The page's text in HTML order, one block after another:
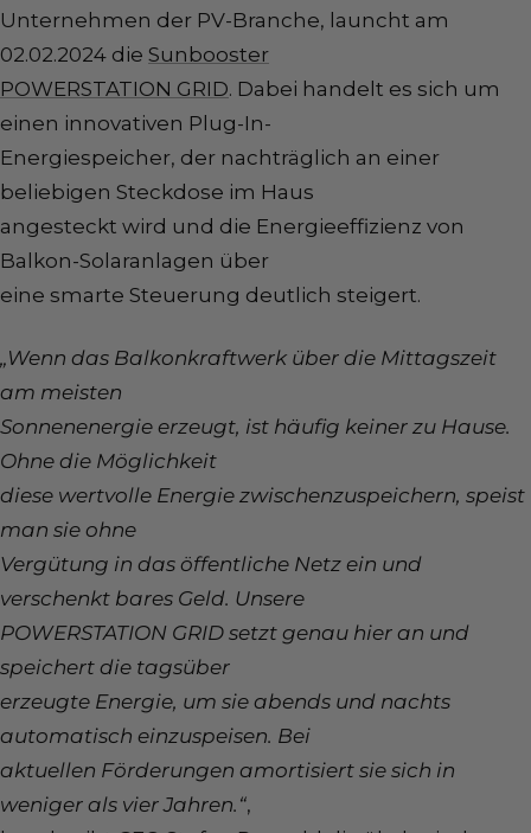
Unternehmen der PV-Branche, launcht am
02.02.2024 die Sunbooster
POWERSTATION GRID. Dabei handelt es sich um
einen innovativen Plug-In-
Energiespeicher, der nachträglich an einer
beliebigen Steckdose im Haus
angesteckt wird und die Energieeffizienz von
Balkon-Solaranlagen über
eine smarte Steuerung deutlich steigert.
„Wenn das Balkonkraftwerk über die Mittagszeit
am meisten
Sonnenenergie erzeugt, ist häufig keiner zu Hause.
Ohne die Möglichkeit
diese wertvolle Energie zwischenzuspeichern, speist
man sie ohne
Vergütung in das öffentliche Netz ein und
verschenkt bares Geld. Unsere
POWERSTATION GRID setzt genau hier an und
speichert die tagsüber
erzeugte Energie, um sie abends und nachts
automatisch einzuspeisen. Bei
aktuellen Förderungen amortisiert sie sich in
weniger als vier Jahren.“,